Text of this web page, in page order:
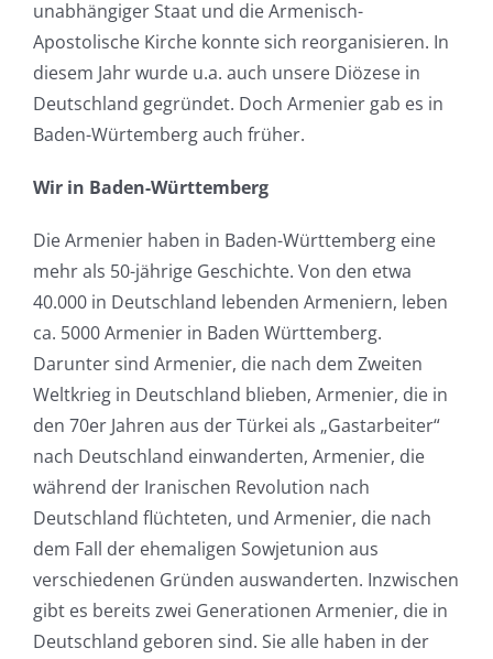
unabhängiger Staat und die Armenisch-
Apostolische Kirche konnte sich reorganisieren. In
diesem Jahr wurde u.a. auch unsere Diözese in
Deutschland gegründet. Doch Armenier gab es in
Baden-Würtemberg auch früher.
Wir in Baden-Württemberg
Die Armenier haben in Baden-Württemberg eine
mehr als 50-jährige Geschichte. Von den etwa
40.000 in Deutschland lebenden Armeniern, leben
ca. 5000 Armenier in Baden Württemberg.
Darunter sind Armenier, die nach dem Zweiten
Weltkrieg in Deutschland blieben, Armenier, die in
den 70er Jahren aus der Türkei als „Gastarbeiter“
nach Deutschland einwanderten, Armenier, die
während der Iranischen Revolution nach
Deutschland flüchteten, und Armenier, die nach
dem Fall der ehemaligen Sowjetunion aus
verschiedenen Gründen auswanderten. Inzwischen
gibt es bereits zwei Generationen Armenier, die in
Deutschland geboren sind. Sie alle haben in der